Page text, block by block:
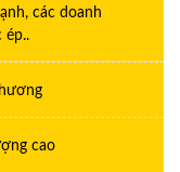
các doanh
ép..
cao